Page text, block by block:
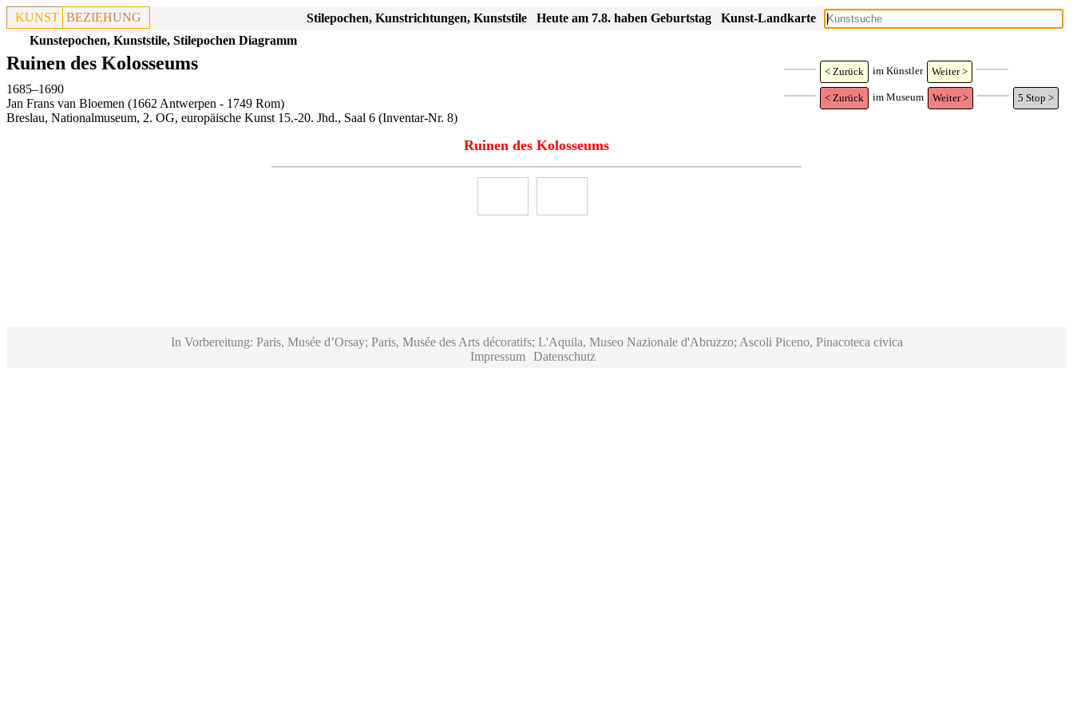
KUNST BEZIEHUNG Kunst-Landkarte
Heute am 7.8. haben Geburtstag
Stilepochen, Kunstrichtungen, Kunststile
Kunstepochen, Kunststile, Stilepochen Diagramm
< Zurück im Künstler Weiter >
< Zurück im Museum Weiter > 5 Stop >
Ruinen des Kolosseums
1685–1690
Jan Frans van Bloemen (1662 Antwerpen - 1749 Rom)
Breslau, Nationalmuseum, 2. OG, europäische Kunst 15.-20. Jhd., Saal 6 (Inventar-Nr. 8)
Ruinen des Kolosseums